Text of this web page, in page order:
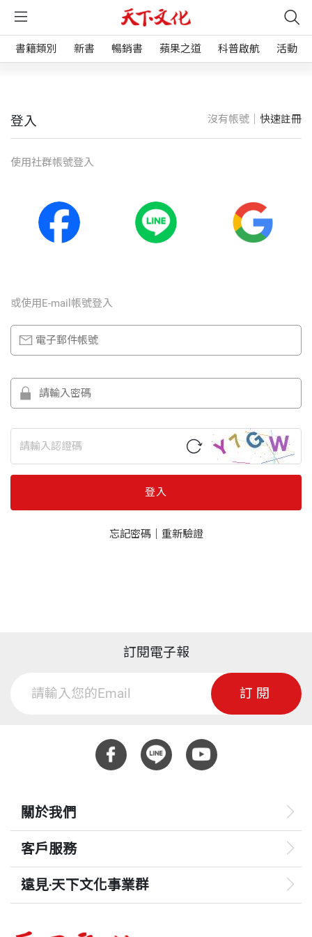
書籍類別 新書 暢銷書 蘋果之道 科普啟航 活動
登入 沒有帳號｜ 快速註冊
使⽤社群帳號登入
或使⽤E-mail帳號登入
登入
忘記密碼｜ 重新驗證
訂閱電子報
訂閱
關於我們
客戶服務
遠見‧天下文化事業群